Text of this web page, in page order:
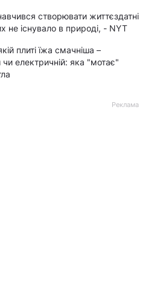
створювати життєздатні
не існувало в природі, - NYT
плиті їжа смачніша –
чи електричній: яка "мотає"
Реклама